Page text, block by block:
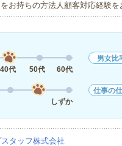
お持ちの方法人顧客対応経験を
40代 50代 60代
男女比
しずか
仕事の
タッフ株式会社